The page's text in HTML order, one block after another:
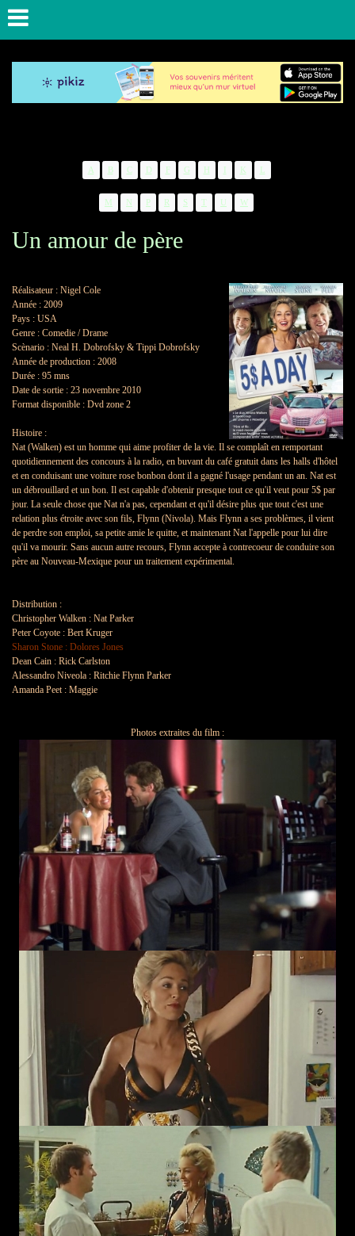
A B C D F G K
M N P R S T W
Un amour de père
Réalisateur : Nigel Cole
Année : 2009
Pays : USA
Genre : Comedie / Drame
Scènario : Neal H. Dobrofsky & Tippi Dobrofsky
Année de production : 2008
Durée : 95 mns
Date de sortie : 23 novembre 2010
Format disponible : Dvd zone 2
Histoire :
Nat (Walken) est un homme qui aime profiter de la vie. Il se complaît en remportant
quotidiennement des concours à la radio, en buvant du café gratuit dans les halls d'hôtel
et en conduisant une voiture rose bonbon dont il a gagné l'usage pendant un an. Nat est
un débrouillard et un bon. Il est capable d'obtenir presque tout ce qu'il veut pour 5$ par
jour. La seule chose que Nat n'a pas, cependant et qu'il désire plus que tout c'est une
relation plus étroite avec son fils, Flynn (Nivola). Mais Flynn a ses problèmes, il vient
de perdre son emploi, sa petite amie le quitte, et maintenant Nat l'appelle pour lui dire
qu'il va mourir. Sans aucun autre recours, Flynn accepte à contrecoeur de conduire son
père au Nouveau-Mexique pour un traitement expérimental.
Distribution :
Christopher Walken : Nat Parker
Peter Coyote : Bert Kruger
Sharon Stone : Dolores Jones
Dean Cain : Rick Carlston
Alessandro Niveola : Ritchie Flynn Parker
Amanda Peet : Maggie
Photos extraites du film :